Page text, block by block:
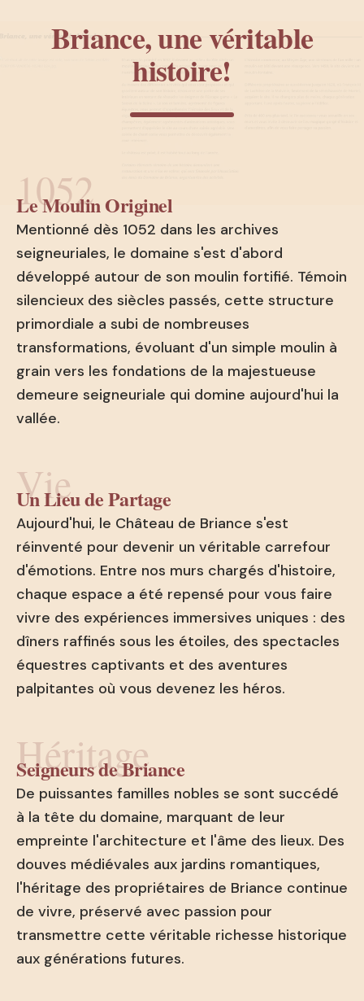
Briance, une véritable
histoire!
1052
Le Moulin Originel
Mentionné dès 1052 dans les archives
seigneuriales, le domaine s'est d'abord
développé autour de son moulin fortifié. Témoin
silencieux des siècles passés, cette structure
primordiale a subi de nombreuses
transformations, évoluant d'un simple moulin à
grain vers les fondations de la majestueuse
demeure seigneuriale qui domine aujourd'hui la
vallée.
Vie
Un Lieu de Partage
Aujourd'hui, le Château de Briance s'est
réinventé pour devenir un véritable carrefour
d'émotions. Entre nos murs chargés d'histoire,
chaque espace a été repensé pour vous faire
vivre des expériences immersives uniques : des
dîners raffinés sous les étoiles, des spectacles
équestres captivants et des aventures
palpitantes où vous devenez les héros.
Héritage
Seigneurs de Briance
De puissantes familles nobles se sont succédé
à la tête du domaine, marquant de leur
empreinte l'architecture et l'âme des lieux. Des
douves médiévales aux jardins romantiques,
l'héritage des propriétaires de Briance continue
de vivre, préservé avec passion pour
transmettre cette véritable richesse historique
aux générations futures.